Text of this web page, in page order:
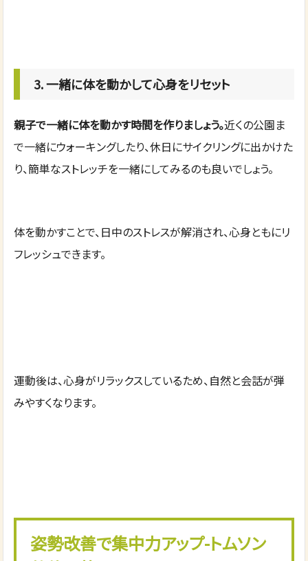
3. 一緒に体を動かして心身をリセット
親子で一緒に体を動かす時間を作りましょう。近くの公園ま
で一緒にウォーキングしたり、休日にサイクリングに出かけた
り、簡単なストレッチを一緒にしてみるのも良いでしょう。
体を動かすことで、日中のストレスが解消され、心身ともにリ
フレッシュできます。
運動後は、心身がリラックスしているため、自然と会話が弾
みやすくなります。
姿勢改善で集中力アップ-トムソン